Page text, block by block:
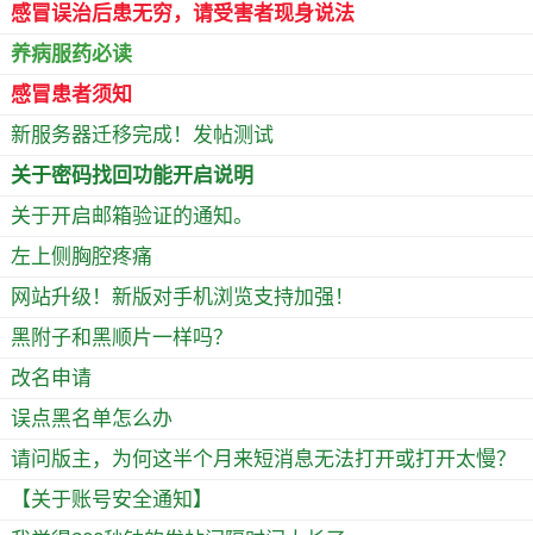
感冒误治后患无穷，请受害者现身说法
养病服药必读
感冒患者须知
新服务器迁移完成！发帖测试
关于密码找回功能开启说明
关于开启邮箱验证的通知。
左上侧胸腔疼痛
网站升级！新版对手机浏览支持加强！
黑附子和黑顺片一样吗？
改名申请
误点黑名单怎么办
请问版主，为何这半个月来短消息无法打开或打开太慢？
【关于账号安全通知】